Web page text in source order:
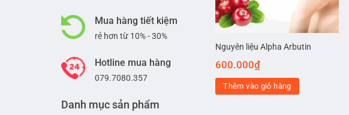
Mua hàng tiết kiệm
rẻ hơn từ 10% - 30%
Hotline mua hàng
079.7080.357
Danh mục sản phẩm
Nguyên liệu Alpha Arbutin
600.000₫
Thêm vào giỏ hàng